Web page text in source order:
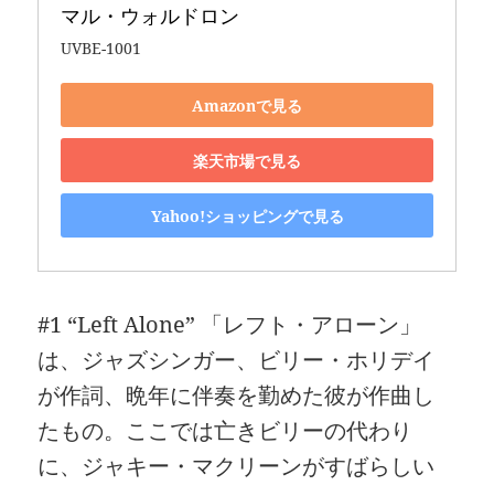
マル・ウォルドロン
UVBE-1001
Amazonで見る
楽天市場で見る
Yahoo!ショッピングで見る
#1 “Left Alone” 「レフト・アローン」
は、ジャズシンガー、ビリー・ホリデイ
が作詞、晩年に伴奏を勤めた彼が作曲し
たもの。ここでは亡きビリーの代わり
に、ジャキー・マクリーンがすばらしい